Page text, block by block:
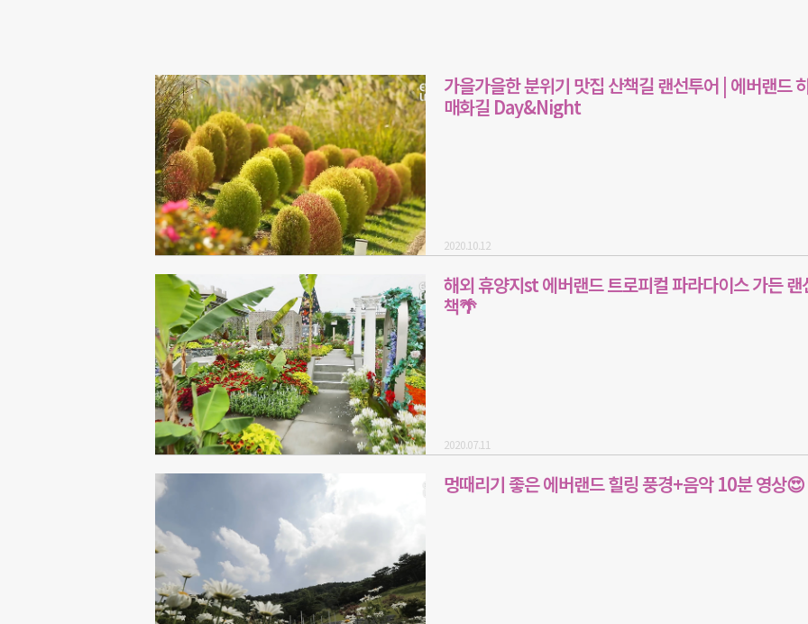
가을가을한 분위기 맛집 산책길 랜선투어 | 에버랜드
매화길 Day&Night
2020.10.12
해외 휴양지st 에버랜드 트로피컬 파라다이스 가든 랜
책🌴
2020.07.11
멍때리기 좋은 에버랜드 힐링 풍경+음악 10분 영상😍